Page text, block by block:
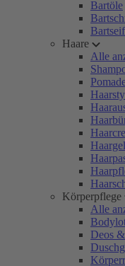
Bartöle
Haare
Alle
Haargel
Körperpflege
Alle
Deos